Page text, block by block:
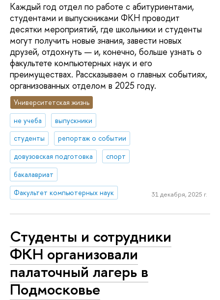
Каждый год отдел по работе с абитуриентами,
студентами и выпускниками ФКН проводит
десятки мероприятий, где школьники и студенты
могут получить новые знания, завести новых
друзей, отдохнуть — и, конечно, больше узнать о
факультете компьютерных наук и его
преимуществах. Рассказываем о главных событиях,
организованных отделом в 2025 году.
Университетская жизнь
не учеба
выпускники
студенты
репортаж о событии
довузовская подготовка
спорт
бакалавриат
Факультет компьютерных наук
31 декабря, 2025 г.
Студенты и сотрудники
ФКН организовали
палаточный лагерь в
Подмосковье